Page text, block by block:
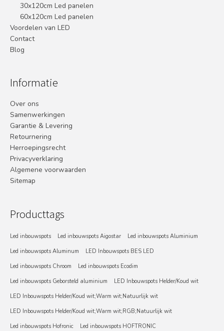
30x120cm Led panelen
60x120cm Led panelen
Voordelen van LED
Contact
Blog
Informatie
Over ons
Samenwerkingen
Garantie & Levering
Retournering
Herroepingsrecht
Privacyverklaring
Algemene voorwaarden
Sitemap
Producttags
Led inbouwspots Led inbouwspots Aigostar
Led inbouwspots Aluminium
Led inbouwspots Aluminum
LED Inbouwspots BES LED
Led inbouwspots Chroom
Led inbouwspots Ecodim
Led inbouwspots Geborsteld aluminium
LED Inbouwspots Helder/Koud wit
LED Inbouwspots Helder/Koud wit;Warm wit;Natuurlijk wit
LED Inbouwspots Helder/Koud wit;Warm wit;RGB;Natuurlijk wit
Led inbouwspots Hofronic
Led inbouwspots HOFTRONIC